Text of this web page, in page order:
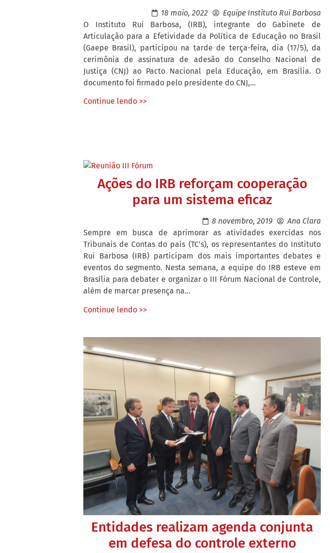
18 maio, 2022
Equipe Instituto Rui Barbosa
O Instituto Rui Barbosa, (IRB), integrante do Gabinete de
Articulação para a Efetividade da Política de Educação no Brasil
(Gaepe Brasil), participou na tarde de terça-feira, dia (17/5), da
cerimônia de assinatura de adesão do Conselho Nacional de
Justiça (CNJ) ao Pacto Nacional pela Educação, em Brasília. O
documento foi firmado pelo presidente do CNJ,...
Continue lendo >>
Ações do IRB reforçam cooperação
para um sistema eficaz
8 novembro, 2019
Ana Clara
Sempre em busca de aprimorar as atividades exercidas nos
Tribunais de Contas do país (TC’s), os representantes do Instituto
Rui Barbosa (IRB) participam dos mais importantes debates e
eventos do segmento. Nesta semana, a equipe do IRB esteve em
Brasília para debater e organizar o III Fórum Nacional de Controle,
além de marcar presença na...
Continue lendo >>
Entidades realizam agenda conjunta
em defesa do controle externo